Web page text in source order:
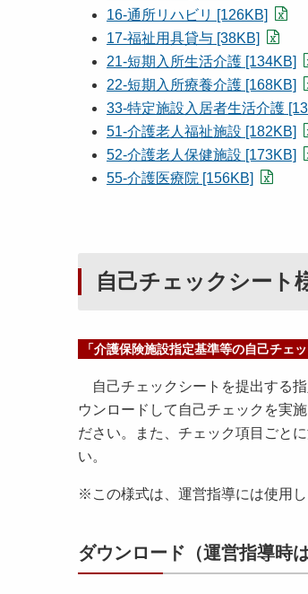
16-通所リハビリ [126KB]
17-福祉用具貸与 [38KB]
21-短期入所生活介護 [134KB]
22-短期入所療養介護 [168KB]
33-特定施設入居者生活介護
51-介護老人福祉施設 [182KB]
52-介護老人保健施設 [173KB]
55-介護医療院 [156KB]
自己チェックシート
「介護保険施設指定基準等の自己チェ
自己チェックシートを提出する
ウンロードして自己チェックを実
ださい。また、チェック項目ごと
い。
※この様式は、運営指導には使用し
ダウンロード（運営指導時